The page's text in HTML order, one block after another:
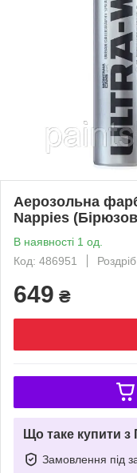
Аерозольна
Nappies
В наявності 1 од.
Код: 486951
Роздріб
649 ₴
Що таке купити
Замовлення під